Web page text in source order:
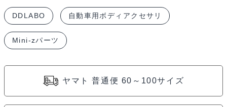
for
MZN178
MINI-
Z
DDLABO
DDLABO 自動車用ボディアクセサリ
Mini-zパーツ
ヤマト 普通便 60～100サイズ